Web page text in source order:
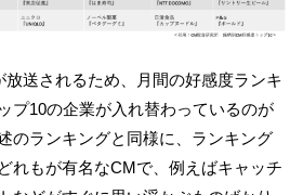
送されるため、月間の好感度ランキ
プ10の企業が入れ替わっているのが
のランキングと同様に、ランキング
れもが有名なCMで、例えばキャッチ